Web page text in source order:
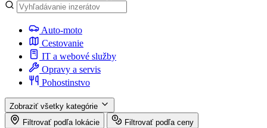
Auto-moto
Cestovanie
IT a webové služby
Opravy a servis
Pohostinstvo
Zobraziť všetky kategórie
Filtrovať podľa lokácie
Filtrovať podľa ceny